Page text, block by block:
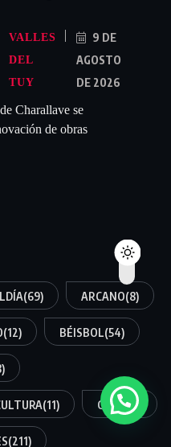
VALLES
DEL
TUY
9 DE
AGOSTO
DE 2026
Charallave se
de obras
(69) ARCANO(8)
(12) BÉISBOL(54)
(11) CÚA (159)
(211)